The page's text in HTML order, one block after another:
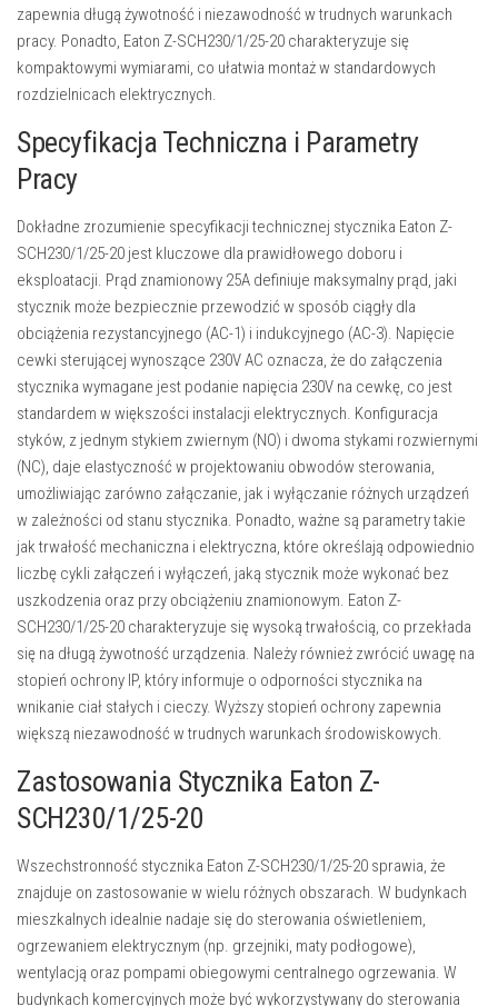
zapewnia długą żywotność i niezawodność w trudnych warunkach
pracy. Ponadto, Eaton Z-SCH230/1/25-20 charakteryzuje się
kompaktowymi wymiarami, co ułatwia montaż w standardowych
rozdzielnicach elektrycznych.
Specyfikacja Techniczna i Parametry
Pracy
Dokładne zrozumienie specyfikacji technicznej stycznika Eaton Z-
SCH230/1/25-20 jest kluczowe dla prawidłowego doboru i
eksploatacji. Prąd znamionowy 25A definiuje maksymalny prąd, jaki
stycznik może bezpiecznie przewodzić w sposób ciągły dla
obciążenia rezystancyjnego (AC-1) i indukcyjnego (AC-3). Napięcie
cewki sterującej wynoszące 230V AC oznacza, że do załączenia
stycznika wymagane jest podanie napięcia 230V na cewkę, co jest
standardem w większości instalacji elektrycznych. Konfiguracja
styków, z jednym stykiem zwiernym (NO) i dwoma stykami rozwiernymi
(NC), daje elastyczność w projektowaniu obwodów sterowania,
umożliwiając zarówno załączanie, jak i wyłączanie różnych urządzeń
w zależności od stanu stycznika. Ponadto, ważne są parametry takie
jak trwałość mechaniczna i elektryczna, które określają odpowiednio
liczbę cykli załączeń i wyłączeń, jaką stycznik może wykonać bez
uszkodzenia oraz przy obciążeniu znamionowym. Eaton Z-
SCH230/1/25-20 charakteryzuje się wysoką trwałością, co przekłada
się na długą żywotność urządzenia. Należy również zwrócić uwagę na
stopień ochrony IP, który informuje o odporności stycznika na
wnikanie ciał stałych i cieczy. Wyższy stopień ochrony zapewnia
większą niezawodność w trudnych warunkach środowiskowych.
Zastosowania Stycznika Eaton Z-
SCH230/1/25-20
Wszechstronność stycznika Eaton Z-SCH230/1/25-20 sprawia, że
znajduje on zastosowanie w wielu różnych obszarach. W budynkach
mieszkalnych idealnie nadaje się do sterowania oświetleniem,
ogrzewaniem elektrycznym (np. grzejniki, maty podłogowe),
wentylacją oraz pompami obiegowymi centralnego ogrzewania. W
budynkach komercyjnych może być wykorzystywany do sterowania